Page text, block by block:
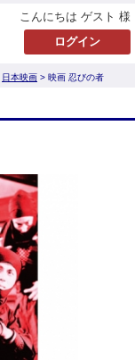
こんにちは ゲスト 様
日本映画 > 映画 忍びの者